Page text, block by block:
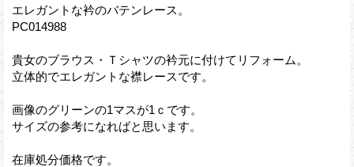
エレガントな衿のバテンレース。
PC014988
貴女のブラウス・Ｔシャツの衿元に付けてリフォーム。
立体的でエレガントな襟レースです。
画像のグリーンの1マスが1ｃです。
サイズの参考になればと思います。
在庫処分価格です。